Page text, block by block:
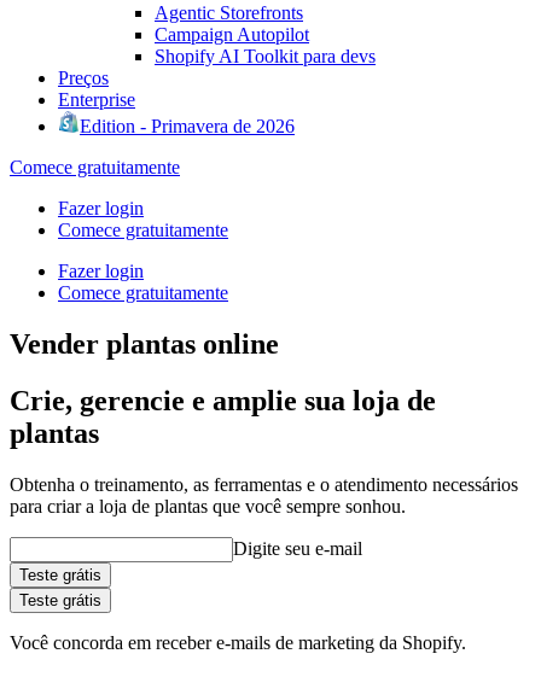
Agentic Storefronts
Campaign Autopilot
Shopify AI Toolkit para devs
Preços
Enterprise
Edition - Primavera de 2026
Comece gratuitamente
Fazer login
Comece gratuitamente
Fazer login
Comece gratuitamente
Vender plantas online
Crie, gerencie e amplie sua loja de
plantas
Obtenha o treinamento, as ferramentas e o atendimento necessários
para criar a loja de plantas que você sempre sonhou.
Digite seu e-mail
Teste grátis
Teste grátis
Você concorda em receber e-mails de marketing da Shopify.